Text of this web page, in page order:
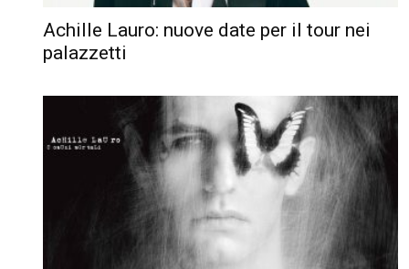
Achille Lauro: nuove date per il tour nei
palazzetti